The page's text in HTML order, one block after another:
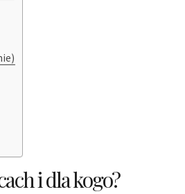
i dla kogo?